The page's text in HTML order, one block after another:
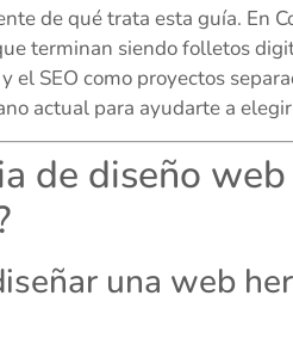
de qué trata esta guía. En
terminan siendo folletos
el SEO como proyectos
actual para ayudarte a
de diseño
una web